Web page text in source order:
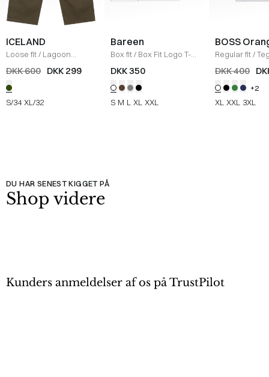
ICELAND
Loose fit/ Lagoon
Bukser / OLIVE
DKK 600 DKK 299
S/34 XL/32
Bareen
Box fit/ Box Fit Logo T-
shirt /WHITE
DKK 350
S M L XL XXL
BOSS
Regular fit/
Shirt
HVID
DKK 400
+2
XL XXL 3XL
DU HAR SENEST KIGGET PÅ
Shop videre
Kunders anmeldelser af os på TrustPilot